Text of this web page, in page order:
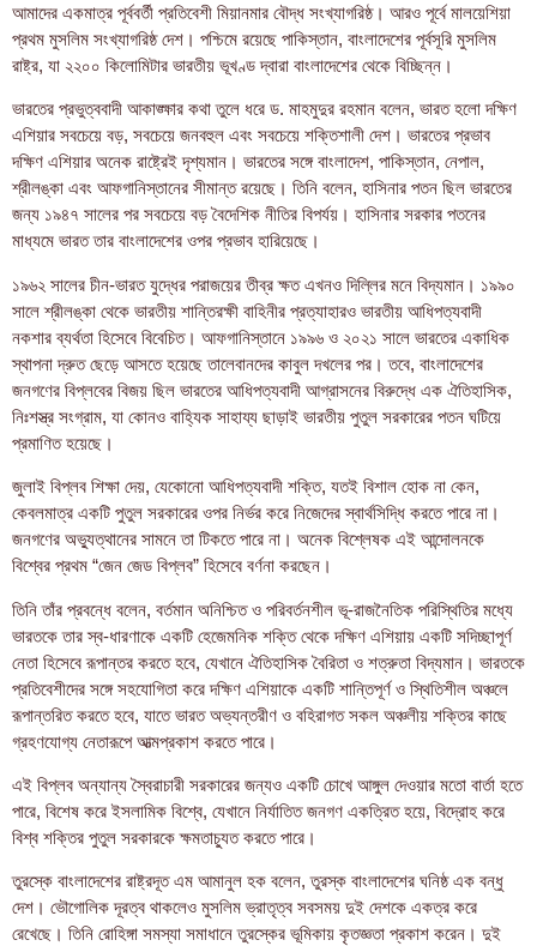
আমাদের একমাত্র পূর্ববর্তী প্রতিবেশী মিয়ানমার বৌদ্ধ সংখ্যাগরিষ্ঠ। আরও পূর্বে মালয়েশিয়া
প্রথম মুসলিম সংখ্যাগরিষ্ঠ দেশ। পশ্চিমে রয়েছে পাকিস্তান, বাংলাদেশের পূর্বসূরি মুসলিম
রাষ্ট্র, যা ২২০০ কিলোমিটার ভারতীয় ভূখণ্ড দ্বারা বাংলাদেশের থেকে বিচ্ছিন্ন।
ভারতের প্রভুত্ববাদী আকাঙ্ক্ষার কথা তুলে ধরে ড. মাহমুদুর রহমান বলেন, ভারত হলো দক্ষিণ
এশিয়ার সবচেয়ে বড়, সবচেয়ে জনবহুল এবং সবচেয়ে শক্তিশালী দেশ। ভারতের প্রভাব
দক্ষিণ এশিয়ার অনেক রাষ্ট্রেই দৃশ্যমান। ভারতের সঙ্গে বাংলাদেশ, পাকিস্তান, নেপাল,
শ্রীলঙ্কা এবং আফগানিস্তানের সীমান্ত রয়েছে। তিনি বলেন, হাসিনার পতন ছিল ভারতের
জন্য ১৯৪৭ সালের পর সবচেয়ে বড় বৈদেশিক নীতির বিপর্যয়। হাসিনার সরকার পতনের
মাধ্যমে ভারত তার বাংলাদেশের ওপর প্রভাব হারিয়েছে।
১৯৬২ সালের চীন-ভারত যুদ্ধের পরাজয়ের তীব্র ক্ষত এখনও দিল্লির মনে বিদ্যমান। ১৯৯০
সালে শ্রীলঙ্কা থেকে ভারতীয় শান্তিরক্ষী বাহিনীর প্রত্যাহারও ভারতীয় আধিপত্যবাদী
নকশার ব্যর্থতা হিসেবে বিবেচিত। আফগানিস্তানে ১৯৯৬ ও ২০২১ সালে ভারতের একাধিক
স্থাপনা দ্রুত ছেড়ে আসতে হয়েছে তালেবানদের কাবুল দখলের পর। তবে, বাংলাদেশের
জনগণের বিপ্লবের বিজয় ছিল ভারতের আধিপত্যবাদী আগ্রাসনের বিরুদ্ধে এক ঐতিহাসিক,
নিঃশস্ত্র সংগ্রাম, যা কোনও বাহ্যিক সাহায্য ছাড়াই ভারতীয় পুতুল সরকারের পতন ঘটিয়ে
প্রমাণিত হয়েছে।
জুলাই বিপ্লব শিক্ষা দেয়, যেকোনো আধিপত্যবাদী শক্তি, যতই বিশাল হোক না কেন,
কেবলমাত্র একটি পুতুল সরকারের ওপর নির্ভর করে নিজেদের স্বার্থসিদ্ধি করতে পারে না।
জনগণের অভ্যুত্থানের সামনে তা টিকতে পারে না। অনেক বিশ্লেষক এই আন্দোলনকে
বিশ্বের প্রথম “জেন জেড বিপ্লব” হিসেবে বর্ণনা করছেন।
তিনি তাঁর প্রবন্ধে বলেন, বর্তমান অনিশ্চিত ও পরিবর্তনশীল ভূ-রাজনৈতিক পরিস্থিতির মধ্যে
ভারতকে তার স্ব-ধারণাকে একটি হেজেমনিক শক্তি থেকে দক্ষিণ এশিয়ায় একটি সদিচ্ছাপূর্ণ
নেতা হিসেবে রূপান্তর করতে হবে, যেখানে ঐতিহাসিক বৈরিতা ও শত্রুতা বিদ্যমান। ভারতকে
প্রতিবেশীদের সঙ্গে সহযোগিতা করে দক্ষিণ এশিয়াকে একটি শান্তিপূর্ণ ও স্থিতিশীল অঞ্চলে
রূপান্তরিত করতে হবে, যাতে ভারত অভ্যন্তরীণ ও বহিরাগত সকল অঞ্চলীয় শক্তির কাছে
গ্রহণযোগ্য নেতারূপে আত্মপ্রকাশ করতে পারে।
এই বিপ্লব অন্যান্য স্বৈরাচারী সরকারের জন্যও একটি চোখে আঙ্গুল দেওয়ার মতো বার্তা হতে
পারে, বিশেষ করে ইসলামিক বিশ্বে, যেখানে নির্যাতিত জনগণ একত্রিত হয়ে, বিদ্রোহ করে
বিশ্ব শক্তির পুতুল সরকারকে ক্ষমতাচ্যুত করতে পারে।
তুরস্কে বাংলাদেশের রাষ্ট্রদূত এম আমানুল হক বলেন, তুরস্ক বাংলাদেশের ঘনিষ্ঠ এক বন্ধু
দেশ। ভৌগোলিক দূরত্ব থাকলেও মুসলিম ভ্রাতৃত্ব সবসময় দুই দেশকে একত্র করে
রেখেছে। তিনি রোহিঙ্গা সমস্যা সমাধানে তুরস্কের ভূমিকায় কৃতজ্ঞতা প্রকাশ করেন। দুই